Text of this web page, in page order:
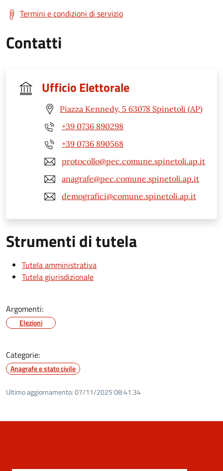
Termini e condizioni di servizio
Contatti
Ufficio Elettorale
Piazza Kennedy, 5 63078 Spinetoli (AP)
+39 0736 890298
+39 0736 890568
protocollo@pec.comune.spinetoli.ap.it
anagrafe@pec.comune.spinetoli.ap.it
demografici@comune.spinetoli.ap.it
Strumenti di tutela
Tutela amministrativa
Tutela giurisdizionale
Argomenti:
Elezioni
Categorie:
Anagrafe e stato civile
Ultimo aggiornamento:07/11/2025 08:41.34